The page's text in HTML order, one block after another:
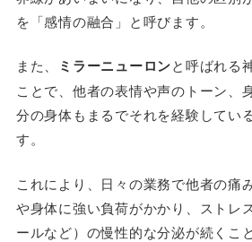
を「感情の融合」と呼びます。
また、 ミラーニューロンと呼ばれる
ことで、他者の表情や声のトーン、
分の身体もまるでそれを経験してい
す。
これにより、日々の業務で他者の痛
や身体に強い負荷がかかり、ストレ
ールなど）の慢性的な分泌が続くこ